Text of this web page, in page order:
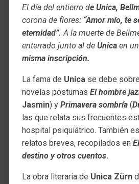
El día del entierro de Unica,
corona de flores: “Amor mío, te
eternidad”. A la muerte de
enterrado junto al de Unica en
misma inscripción.
La fama de Unicase debe
novelas póstumas El hombre
Jasmin) y Primavera sombría (
las que relata sus frecuentes
hospital psiquiátrico. También
relatos breves, recopilados en
destino y otros cuentos.
La obra literaria de Unica Zürn